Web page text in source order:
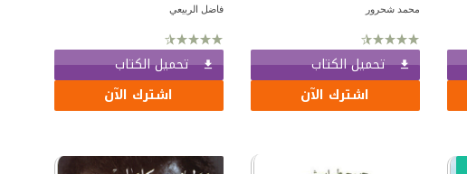
محمد شحرور
تحميل الكتاب
اشترك الآن
فاضل الربيعي
تحميل الكتاب
اشترك الآن